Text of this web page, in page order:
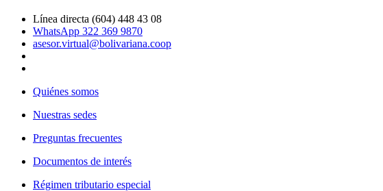
Línea directa (604) 448 43 08
WhatsApp 322 369 9870
asesor.virtual@bolivariana.coop
Quiénes somos
Nuestras sedes
Preguntas frecuentes
Documentos de interés
Régimen tributario especial